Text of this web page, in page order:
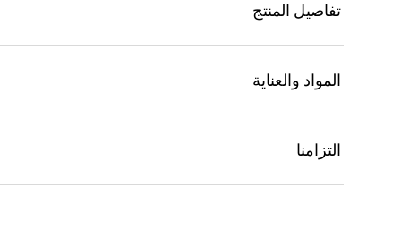
تفاصيل المنتج
المواد والعناية
التزامنا